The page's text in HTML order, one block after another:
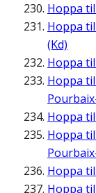
Hoppa
Hoppa
(Kd)
Hoppa
Hoppa
Hoppa
Hoppa
Hoppa
Hoppa